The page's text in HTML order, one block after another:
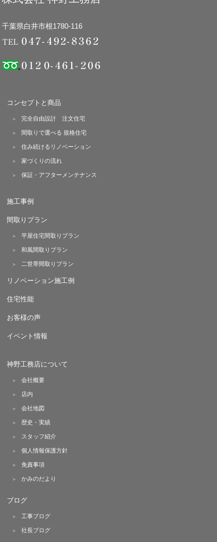
千葉県白井市根1780-116
コンセプトと商品
完全自由設計 注文住宅
間取りで選べる 規格住宅
住み続けるリノベーション
家づくりの流れ
保証・アフターメンテナンス
施工事例
間取りプラン
平屋住宅間取りプラン
和風間取りプラン
二世帯間取りプラン
リノベーション施工例
住宅性能
お客様の声
イベント情報
神野工務店について
会社概要
店内
会社地図
歴史・実績
スタッフ紹介
個人情報保護方針
免責事項
かみのだより
ブログ
工事ブログ
社長ブログ